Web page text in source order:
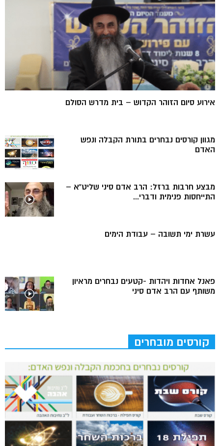
אירוע סיום הזוהר הקדוש – בית מדרש הסולם
מגוון קורסים נבחרים בתורת הקבלה ונפש
האדם
מבצע חרבות ברזל: הרב אדם סיני שליט”א –
התייחסות פנימית ודברי...
עשרת ימי תשובה – עבודת הימים
פאנל אחדות ויהדות -קטעים נבחרים מראיון
משותף עם הרב אדם סיני
קורסים מובחרים